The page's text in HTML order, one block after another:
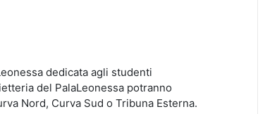
dedicata agli studenti
del PalaLeonessa potranno
Nord, Curva Sud o Tribuna Esterna.